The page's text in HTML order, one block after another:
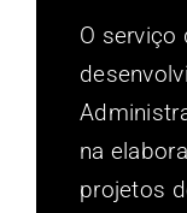
O serviço
na
projetos